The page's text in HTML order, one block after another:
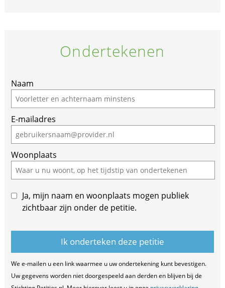
Ondertekenen
If
you
are
a
human,
ignore
this
field
Naam
E-mailadres
Woonplaats
Ja, mijn naam en woonplaats mogen publiek
zichtbaar zijn onder de petitie.
We e-mailen u een link waarmee u uw ondertekening kunt bevestigen.
Uw gegevens worden niet doorgespeeld aan derden en blijven bij de